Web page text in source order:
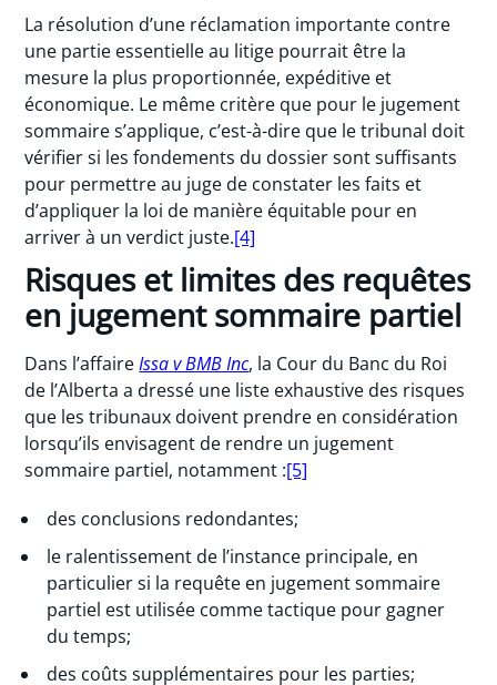
La résolution d’une réclamation importante contre
une partie essentielle au litige pourrait être la
mesure la plus proportionnée, expéditive et
économique. Le même critère que pour le jugement
sommaire s’applique, c’est-à-dire que le tribunal doit
vérifier si les fondements du dossier sont suffisants
pour permettre au juge de constater les faits et
d’appliquer la loi de manière équitable pour en
arriver à un verdict juste.[4]
Risques et limites des requêtes
en jugement sommaire partiel
Dans l’affaireIssa v BMB Inc, la Cour du Banc du Roi
de l’Alberta a dressé une liste exhaustive des risques
que les tribunaux doivent prendre en considération
lorsqu’ils envisagent de rendre un jugement
sommaire partiel, notamment :[5]
des conclusions redondantes;
le ralentissement de l’instance principale, en
particulier si la requête en jugement sommaire
partiel est utilisée comme tactique pour gagner
du temps;
des coûts supplémentaires pour les parties;